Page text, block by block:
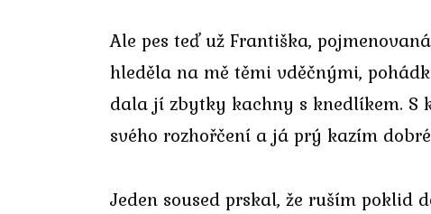
Ale pes teď už Františka,
hleděla na mě těmi vděčnými,
dala jí zbytky kachny s knedlíkem. S
svého rozhořčení a já prý kazím
Jeden soused prskal, že ruším